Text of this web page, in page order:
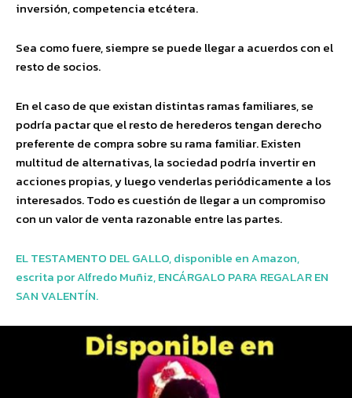
inversión, competencia etcétera.
Sea como fuere, siempre se puede llegar a acuerdos con el
resto de socios.
En el caso de que existan distintas ramas familiares, se
podría pactar que el resto de herederos tengan derecho
preferente de compra sobre su rama familiar. Existen
multitud de alternativas, la sociedad podría invertir en
acciones propias, y luego venderlas periódicamente a los
interesados. Todo es cuestión de llegar a un compromiso
con un valor de venta razonable entre las partes.
EL TESTAMENTO DEL GALLO, disponible en Amazon,
escrita por Alfredo Muñiz, ENCÁRGALO PARA REGALAR EN
SAN VALENTÍN.